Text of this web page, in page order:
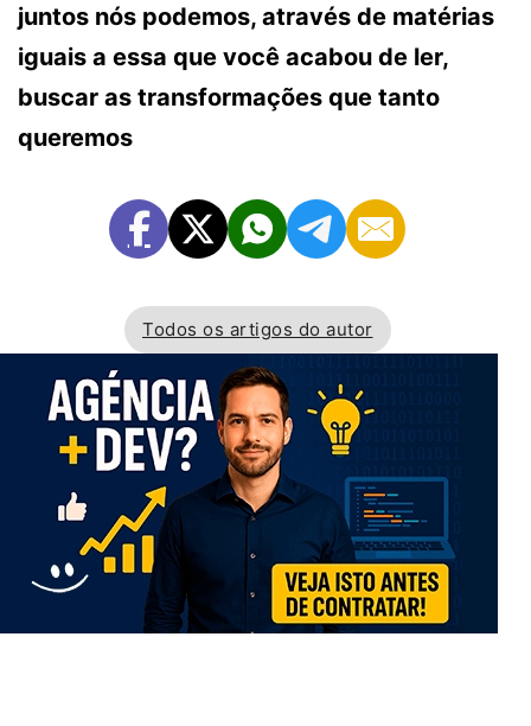
juntos nós podemos, através de matérias
iguais a essa que você acabou de ler,
buscar as transformações que tanto
queremos
Todos os artigos do autor